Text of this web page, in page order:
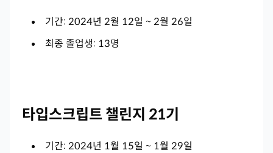
기간: 2024년 2월 12일 ~ 2월 26일
최종 졸업생: 13명
타입스크립트 챌린지 21기
기간: 2024년 1월 15일 ~ 1월 29일